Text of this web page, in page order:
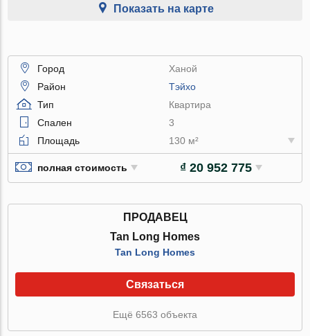
Показать на карте
Город
Ханой
Район
Тэйхо
Тип
Квартира
Спален
3
Площадь
130 м²
полная стоимость ₫ 20 952 775
ПРОДАВЕЦ
Tan Long Homes
Tan Long Homes
Связаться
Ещё 6563 объекта